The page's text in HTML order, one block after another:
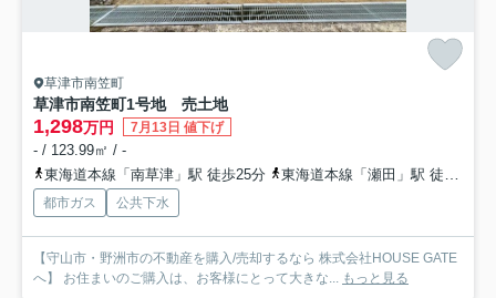
草津市南笠町
草津市南笠町1号地 売土地
1,298万円 7月13日 値下げ
- / 123.99㎡ / -
東海道本線「南草津」駅 徒歩25分
東海道本線「瀬田」駅 徒歩29分
都市ガス 公共下水
【守山市・野洲市の不動産を購入/売却するなら 株式会社HOUSE GATE
へ】 お住まいのご購入は、お客様にとって大きな... もっと見る